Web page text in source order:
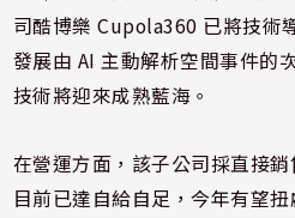
司酷博樂 Cupola360 已將技術
發展由 AI 主動解析空間事件的
技術將迎來成熟藍海。
在營運方面，該子公司採直接銷
目前已達自給自足，今年有望